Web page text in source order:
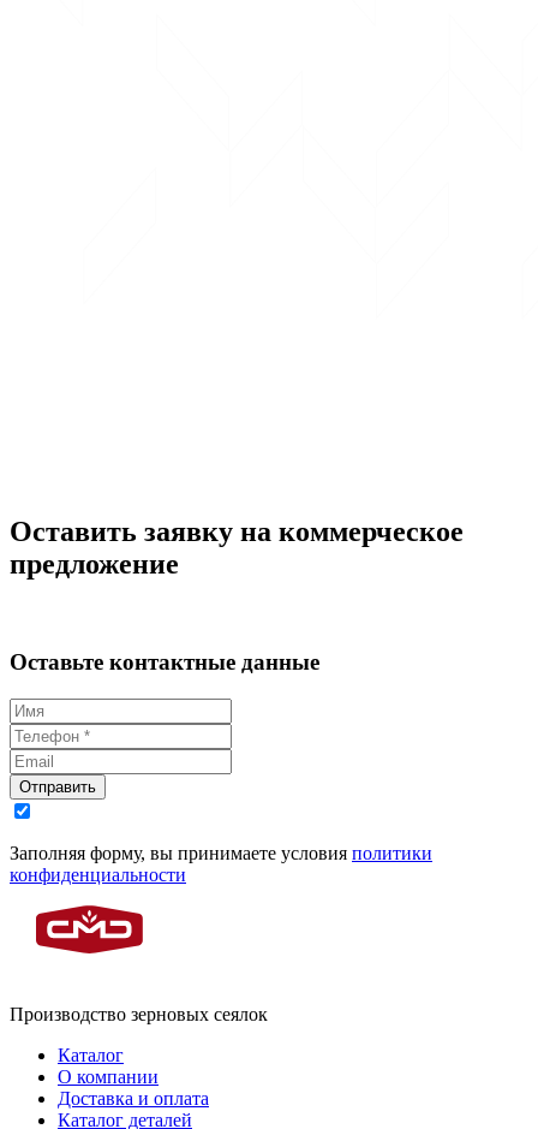
Оставить заявку на коммерческое
предложение
Оставьте контактные данные
Отправить
Заполняя форму, вы принимаете условия политики
конфиденциальности
Производство зерновых сеялок
Каталог
О компании
Доставка и оплата
Каталог деталей